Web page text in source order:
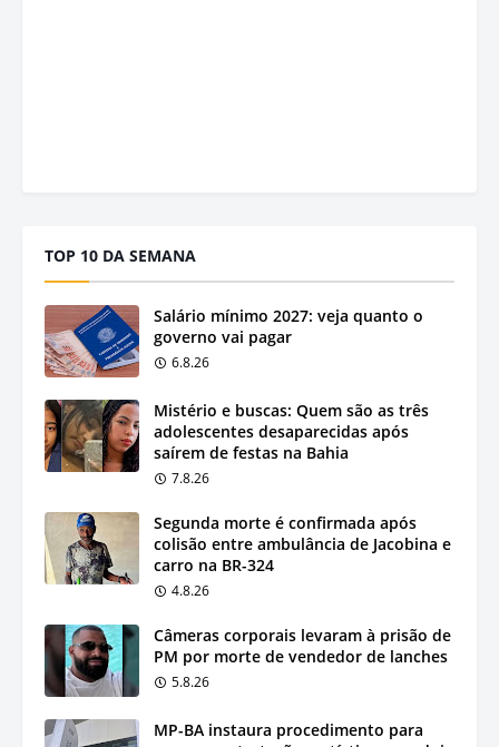
TOP 10 DA SEMANA
Salário mínimo 2027: veja quanto o
governo vai pagar
6.8.26
Mistério e buscas: Quem são as três
adolescentes desaparecidas após
saírem de festas na Bahia
7.8.26
Segunda morte é confirmada após
colisão entre ambulância de Jacobina e
carro na BR-324
4.8.26
Câmeras corporais levaram à prisão de
PM por morte de vendedor de lanches
5.8.26
MP-BA instaura procedimento para